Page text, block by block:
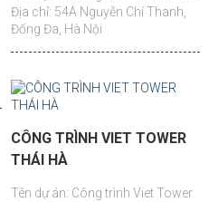
Địa chỉ: 54A Nguyễn Chí Thanh,
Đống Đa, Hà Nội
CÔNG TRÌNH VIET TOWER
THÁI HÀ
Tên dự án: Công trình Viet Tower